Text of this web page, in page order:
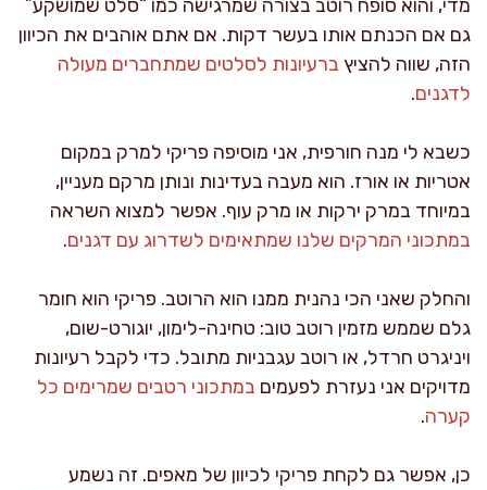
מדי, והוא סופח רוטב בצורה שמרגישה כמו “סלט שמושקע”
גם אם הכנתם אותו בעשר דקות. אם אתם אוהבים את הכיוון
הזה, שווה להציץ ברעיונות לסלטים שמתחברים מעולה
לדגנים.
כשבא לי מנה חורפית, אני מוסיפה פריקי למרק במקום
אטריות או אורז. הוא מעבה בעדינות ונותן מרקם מעניין,
במיוחד במרק ירקות או מרק עוף. אפשר למצוא השראה
במתכוני המרקים שלנו שמתאימים לשדרוג עם דגנים.
והחלק שאני הכי נהנית ממנו הוא הרוטב. פריקי הוא חומר
גלם שממש מזמין רוטב טוב: טחינה-לימון, יוגורט-שום,
ויניגרט חרדל, או רוטב עגבניות מתובל. כדי לקבל רעיונות
מדויקים אני נעזרת לפעמים במתכוני רטבים שמרימים כל
קערה.
כן, אפשר גם לקחת פריקי לכיוון של מאפים. זה נשמע